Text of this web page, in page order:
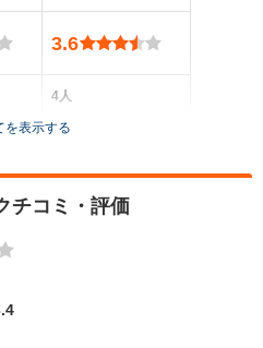
3.6
4人
3ドア
全高
1.34m
を表示する
チコミ・評価